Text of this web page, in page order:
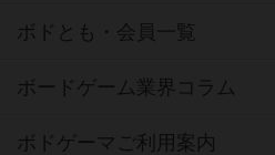
ボドとも・会員一覧
ボードゲーム業界コラム
ボドゲーマご利用案内